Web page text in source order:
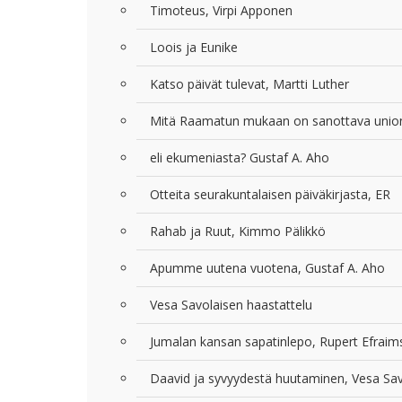
Timoteus, Virpi Apponen
Loois ja Eunike
Katso päivät tulevat, Martti Luther
Mitä Raamatun mukaan on sanottava
eli ekumeniasta? Gustaf A. Aho
Otteita seurakuntalaisen päiväkirjasta, ER
Rahab ja Ruut, Kimmo Pälikkö
Apumme uutena vuotena, Gustaf A. Aho
Vesa Savolaisen haastattelu
Jumalan kansan sapatinlepo, Rupert
Daavid ja syvyydestä huutaminen, Vesa